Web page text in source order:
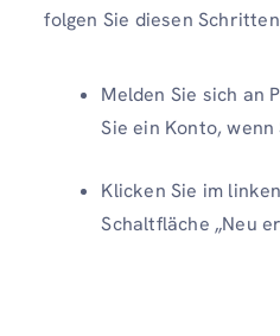
folgen Sie diesen
Melden Sie sich an
Sie ein Konto, wenn
Klicken Sie im
Schaltfläche „Neu